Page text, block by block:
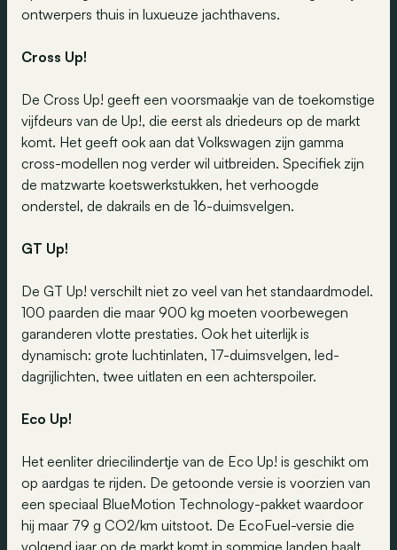
ontwerpers thuis in luxueuze jachthavens.
Cross Up!
De Cross Up! geeft een voorsmaakje van de toekomstige
vijfdeurs van de Up!, die eerst als driedeurs op de markt
komt. Het geeft ook aan dat Volkswagen zijn gamma
cross-modellen nog verder wil uitbreiden. Specifiek zijn
de matzwarte koetswerkstukken, het verhoogde
onderstel, de dakrails en de 16-duimsvelgen.
GT Up!
De GT Up! verschilt niet zo veel van het standaardmodel.
100 paarden die maar 900 kg moeten voorbewegen
garanderen vlotte prestaties. Ook het uiterlijk is
dynamisch: grote luchtinlaten, 17-duimsvelgen, led-
dagrijlichten, twee uitlaten en een achterspoiler.
Eco Up!
Het eenliter driecilindertje van de Eco Up! is geschikt om
op aardgas te rijden. De getoonde versie is voorzien van
een speciaal BlueMotion Technology-pakket waardoor
hij maar 79 g CO2/km uitstoot. De EcoFuel-versie die
volgend jaar op de markt komt in sommige landen haalt